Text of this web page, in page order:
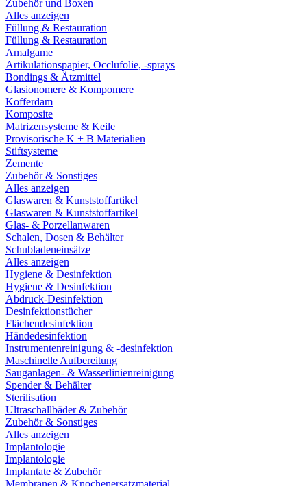
Zubehör und Boxen
Alles anzeigen
Füllung & Restauration
Füllung & Restauration
Amalgame
Artikulationspapier, Occlufolie, -sprays
Bondings & Ätzmittel
Glasionomere & Kompomere
Kofferdam
Komposite
Matrizensysteme & Keile
Provisorische K + B Materialien
Stiftsysteme
Zemente
Zubehör & Sonstiges
Alles anzeigen
Glaswaren & Kunststoffartikel
Glaswaren & Kunststoffartikel
Glas- & Porzellanwaren
Schalen, Dosen & Behälter
Schubladeneinsätze
Alles anzeigen
Hygiene & Desinfektion
Hygiene & Desinfektion
Abdruck-Desinfektion
Desinfektionstücher
Flächendesinfektion
Händedesinfektion
Instrumentenreinigung & -desinfektion
Maschinelle Aufbereitung
Sauganlagen- & Wasserlinienreinigung
Spender & Behälter
Sterilisation
Ultraschallbäder & Zubehör
Zubehör & Sonstiges
Alles anzeigen
Implantologie
Implantologie
Implantate & Zubehör
Membranen & Knochenersatzmaterial